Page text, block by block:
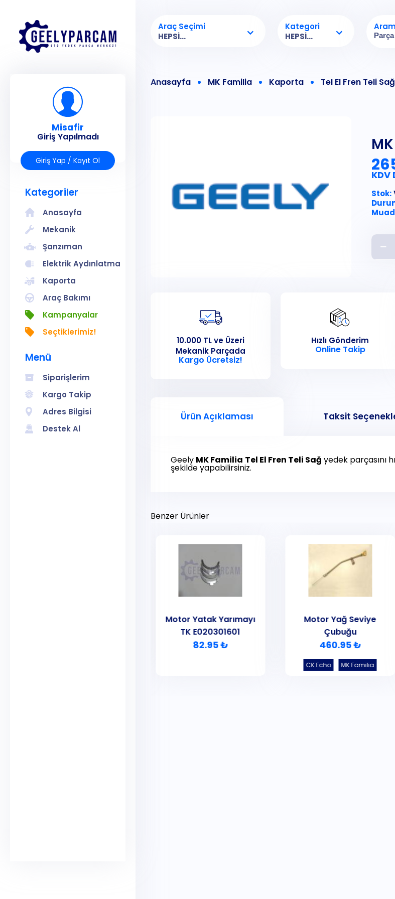
Misafir
Giriş Yapılmadı
Giriş Yap / Kayıt Ol
Kategoriler
Anasayfa
Mekanik
Şanzıman
Elektrik Aydınlatma
Kaporta
Araç Bakımı
Kampanyalar
Seçtiklerimiz!
Menü
Siparişlerim
Kargo Takip
Adres Bilgisi
Destek Al
Araç Seçimi
HEPSI...
Kategori
HEPSI...
Anasayfa MK Familia Kaporta Tel El Fren Teli Sağ
KDV
Stok:
10.000 TL ve Üzeri
Mekanik Parçada
Kargo Ücretsiz!
Hızlı Gönderim
Online Takip
Ürün Açıklaması Taksit
Geely MK Familia Tel El Fren Teli Sağ yedek parçasını
şekilde yapabilirsiniz.
Benzer Ürünler
Motor Yatak Yarımayı
TK E020301601
82.95 ₺
CK Echo MK Familia
Motor Yağ Seviye
Çubuğu
460.95 ₺